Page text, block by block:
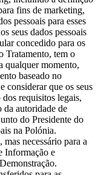
fins de marketing,
pessoais para esses
seus dados pessoais
concedido para os
Tratamento, tem o
qualquer momento,
baseado no
considerar que os seus
dos requisitos legais,
da autoridade de
do Presidente do
na Polónia.
necessário para a
Informação e